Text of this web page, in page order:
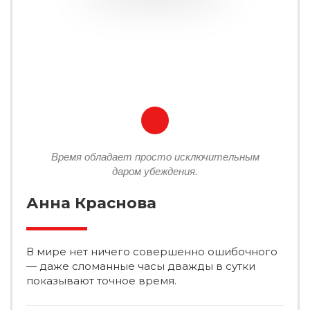
Время обладает просто исключительным
даром убеждения.
Анна Краснова
В мире нет ничего совершенно ошибочного
— даже сломанные часы дважды в сутки
показывают точное время.